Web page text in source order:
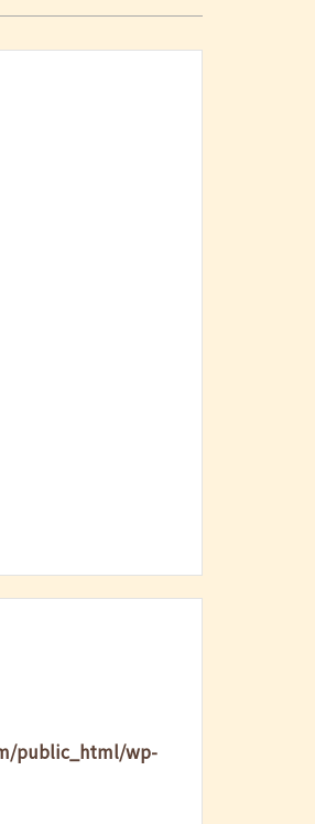
public_html/wp-